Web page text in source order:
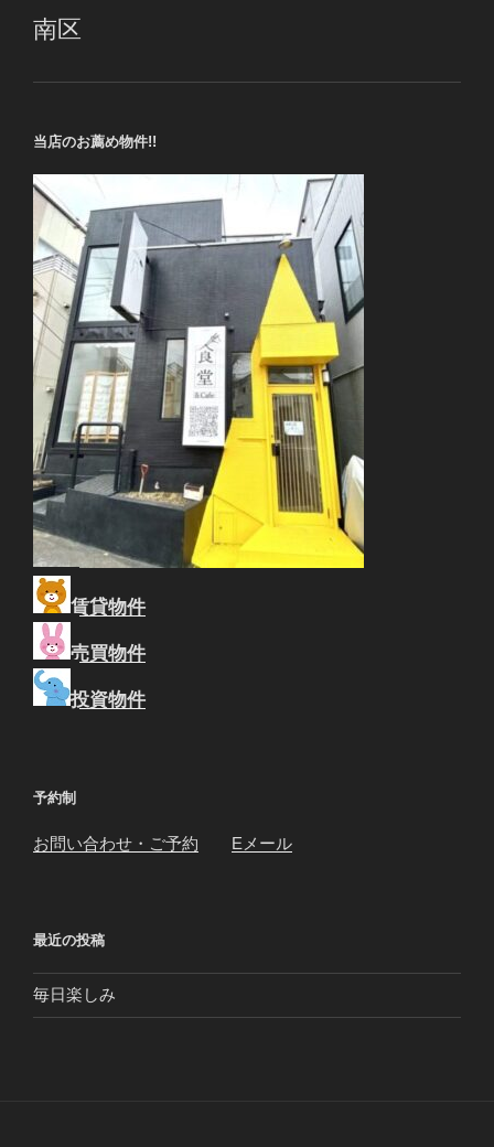
シ
ョ
ン
南区
当店のお薦め物件!!
賃貸物件
売買物件
投資物件
予約制
お問い合わせ・ご予約 Eメール
最近の投稿
毎日楽しみ